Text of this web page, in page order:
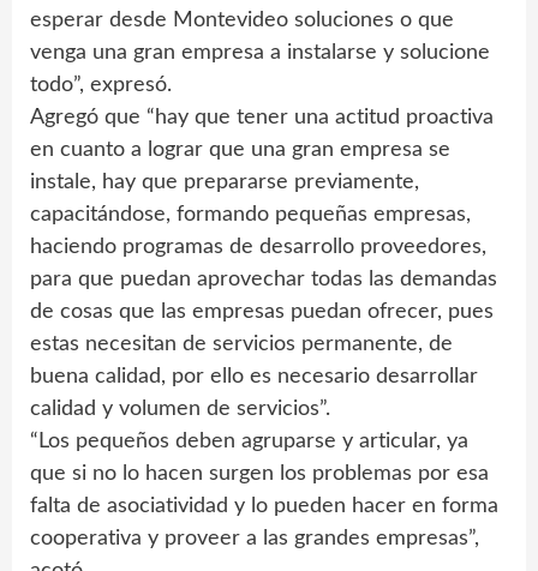
esperar desde Montevideo soluciones o que
venga una gran empresa a instalarse y solucione
todo”, expresó.
Agregó que “hay que tener una actitud proactiva
en cuanto a lograr que una gran empresa se
instale, hay que prepararse previamente,
capacitándose, formando pequeñas empresas,
haciendo programas de desarrollo proveedores,
para que puedan aprovechar todas las demandas
de cosas que las empresas puedan ofrecer, pues
estas necesitan de servicios permanente, de
buena calidad, por ello es necesario desarrollar
calidad y volumen de servicios”.
“Los pequeños deben agruparse y articular, ya
que si no lo hacen surgen los problemas por esa
falta de asociatividad y lo pueden hacer en forma
cooperativa y proveer a las grandes empresas”,